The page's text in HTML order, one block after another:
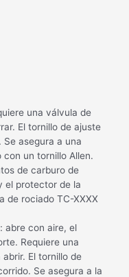
una válvula de
El tornillo de ajuste
asegura a una
un tornillo Allen.
de carburo de
el protector de la
de rociado TC-XXXX
: abre con aire, el
Requiere una
El tornillo de
Se asegura a la